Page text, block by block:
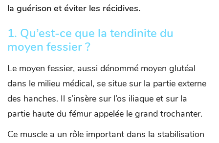
la guérison et éviter les récidives.
1. Qu’est-ce que la tendinite du
moyen fessier ?
Le moyen fessier, aussi dénommé moyen glutéal
dans le milieu médical, se situe sur la partie externe
des hanches. Il s’insère sur l’os iliaque et sur la
partie haute du fémur appelée le grand trochanter.
Ce muscle a un rôle important dans la stabilisation